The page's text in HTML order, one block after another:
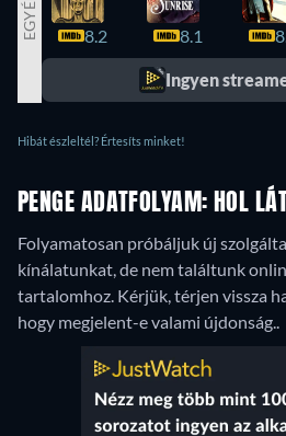
EGYÉB 8.2 8.1
Ingyen
Hibát észleltél? Értesíts minket!
PENGE ADATFOLYAM: HOL
Folyamatosan próbáljuk új
kínálatunkat, de nem találtunk
tartalomhoz. Kérjük, térjen vissza
hogy megjelent-e valami újdonság..